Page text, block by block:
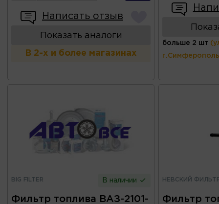
Написать отзыв
Показать аналоги
В 2-х и более магазинах
больше 2 шт
BIG FILTER В наличии
Фильтр топлива ВАЗ-2101-
НЕВСКИЙ
Фильтр